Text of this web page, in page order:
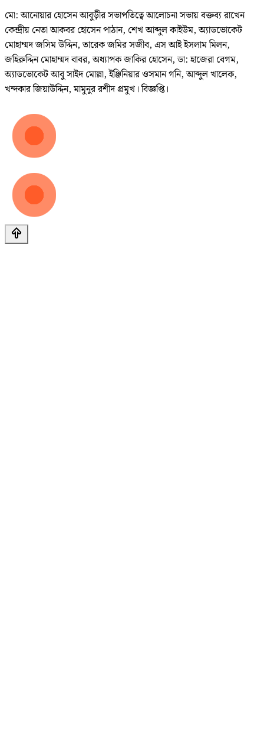
মো: আনোয়ার হোসেন আবুড়ীর সভাপতিত্বে আলোচনা সভায় বক্তব্য রাখেন
কেন্দ্রীয় নেতা আকবর হোসেন পাঠান, শেখ আব্দুল কাইউম, অ্যাডভোকেট
মোহাম্মদ জসিম উদ্দিন, তারেক জমির সজীব, এস আই ইসলাম মিলন,
জহিরুদ্দিন মোহাম্মদ বাবর, অধ্যাপক জাকির হোসেন, ডা: হাজেরা বেগম,
অ্যাডভোকেট আবু সাইদ মোল্লা, ইঞ্জিনিয়ার ওসমান গনি, আব্দুল খালেক,
খন্দকার জিয়াউদ্দিন, মামুনুর রশীদ প্রমুখ। বিজ্ঞপ্তি।